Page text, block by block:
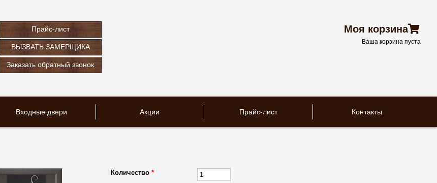
Прайс-лист
ВЫЗВАТЬ ЗАМЕРЩИКА
Заказать обратный звонок
Моя корзина
Ваша корзина пуста
Входные двери Акции Прайс-лист Контакты
Количество *